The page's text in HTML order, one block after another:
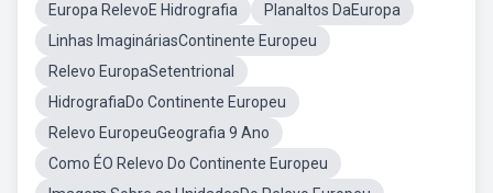
Europa RelevoE Hidrografia
Planaltos DaEuropa
Linhas ImagináriasContinente Europeu
Relevo EuropaSetentrional
HidrografiaDo Continente Europeu
Relevo EuropeuGeografia 9 Ano
Como ÉO Relevo Do Continente Europeu